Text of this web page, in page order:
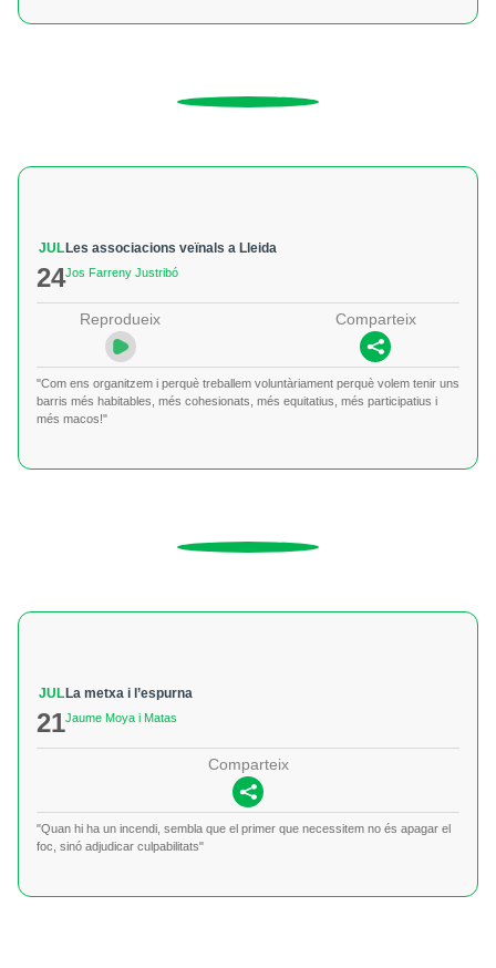
JUL
24
Les associacions veïnals a Lleida
Jos Farreny Justribó
Reprodueix Comparteix
"Com ens organitzem i perquè treballem voluntàriament perquè volem tenir uns
barris més habitables, més cohesionats, més equitatius, més participatius i
més macos!"
JUL
21
La metxa i l’espurna
Jaume Moya i Matas
Comparteix
"Quan hi ha un incendi, sembla que el primer que necessitem no és apagar el
foc, sinó adjudicar culpabilitats"